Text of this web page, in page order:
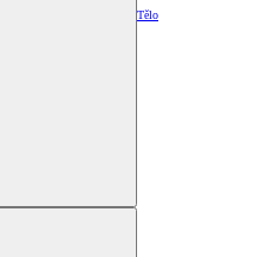
Tělo